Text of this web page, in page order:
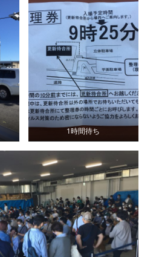
1時間待ち